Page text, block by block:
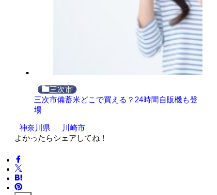
三次市
三次市備蓄米どこで買える？24時間自販機も登
場
神奈川県
川崎市
よかったらシェアしてね！